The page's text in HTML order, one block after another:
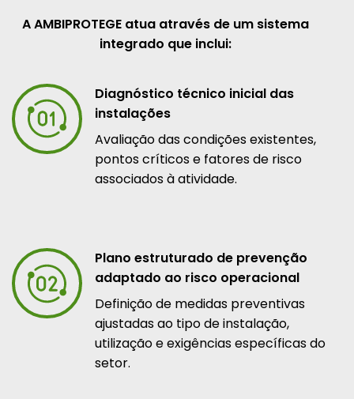
A AMBIPROTEGE atua através de um sistema
integrado que inclui:
Diagnóstico técnico inicial das
instalações
Avaliação das condições existentes,
pontos críticos e fatores de risco
associados à atividade.
Plano estruturado de prevenção
adaptado ao risco operacional
Definição de medidas preventivas
ajustadas ao tipo de instalação,
utilização e exigências específicas do
setor.